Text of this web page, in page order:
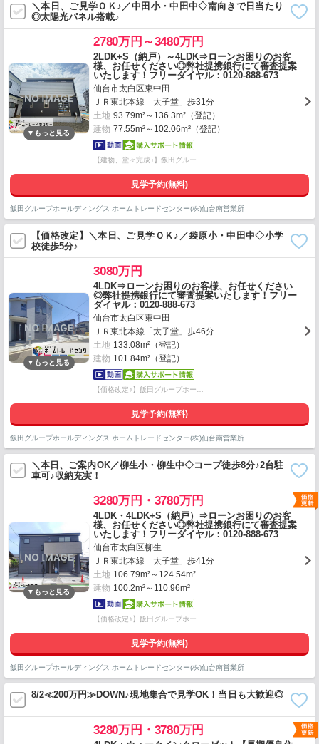
＼本日、ご見学ＯＫ♪／中田小・中田中◇南向きで日当たり
◎太陽光パネル搭載♪
2780万円～3480万円
2LDK+S（納戸）～4LDK⇒ローンお困りのお客
様、お任せください◎弊社提携銀行にて審査提案
いたします！フリーダイヤル：0120-888-673
仙台市太白区東中田
ＪＲ東北本線「太子堂」歩31分
土地 93.79m²～136.3m²（登記）
建物 77.55m²～102.06m²（登記）
【建物、堂々完成♪】飯田グルー…
見学予約(無料)
飯田グループホールディングス ホームトレードセンター(株)仙台南営業所
【価格改定】＼本日、ご見学ＯＫ♪／袋原小・中田中◇小学
校徒歩5分♪
3080万円
4LDK⇒ローンお困りのお客様、お任せください
◎弊社提携銀行にて審査提案いたします！フリー
ダイヤル：0120-888-673
仙台市太白区東中田
ＪＲ東北本線「太子堂」歩46分
土地 133.08m²（登記）
建物 101.84m²（登記）
【価格改定♪】飯田グループホー…
見学予約(無料)
飯田グループホールディングス ホームトレードセンター(株)仙台南営業所
＼本日、ご案内OK／柳生小・柳生中◇コープ徒歩8分♪2台駐
車可♪収納充実！
3280万円・3780万円
4LDK・4LDK+S（納戸）⇒ローンお困りのお客
様、お任せください◎弊社提携銀行にて審査提案
いたします！フリーダイヤル：0120-888-673
仙台市太白区柳生
ＪＲ東北本線「太子堂」歩41分
土地 106.79m²～124.54m²
建物 100.2m²～110.96m²
【価格改定♪】飯田グループホー…
見学予約(無料)
飯田グループホールディングス ホームトレードセンター(株)仙台南営業所
8/2≪200万円≫DOWN♪現地集合で見学OK！当日も大歓迎◎
3280万円・3780万円